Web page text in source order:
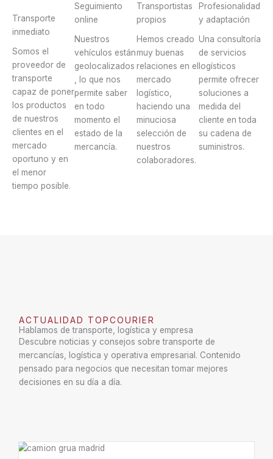
Transporte
inmediato
Somos el
proveedor de
transporte
capaz de poner
los productos
de nuestros
clientes en el
mercado
oportuno y en
el menor
tiempo posible.
Seguimiento
online
Nuestros
vehículos están
geolocalizados
, lo que nos
permite saber
en todo
momento el
estado de la
mercancía.
Transportistas
propios
Hemos creado
muy buenas
relaciones en el
mercado
logístico,
haciendo una
minuciosa
selección de
nuestros
colaboradores.
Profesionalidad
y adaptación
Una consultoría
de servicios
logísticos
permite ofrecer
soluciones a
medida del
cliente en toda
su cadena de
suministros.
ACTUALIDAD TOPCOURIER
Hablamos de transporte, logística y empresa
Descubre noticias y consejos sobre transporte de
mercancías, logística y operativa empresarial. Contenido
pensado para negocios que necesitan tomar mejores
decisiones en su día a día.